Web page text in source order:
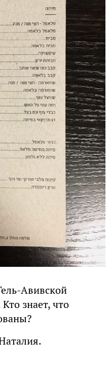
Авивской
знает, что